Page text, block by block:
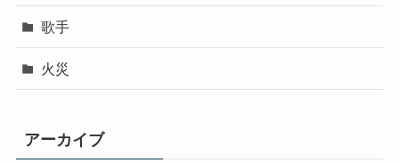
歌手
火災
アーカイブ